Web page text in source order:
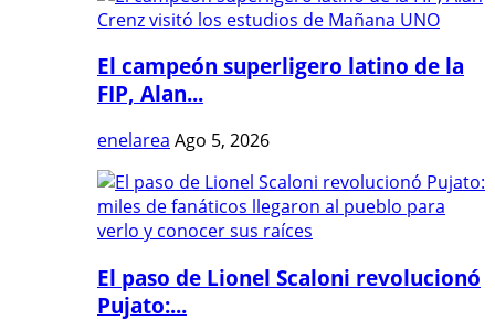
El campeón superligero latino de la
FIP, Alan...
enelarea Ago 5, 2026
El paso de Lionel Scaloni revolucionó
Pujato:...